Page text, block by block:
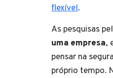
flexível.
As pesquisas
uma empresa,
pensar na
próprio tempo.